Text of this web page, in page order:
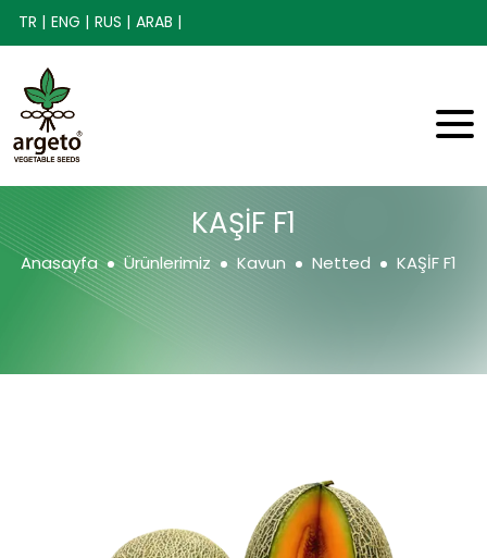
TR | ENG | RUS | ARAB |
KAŞİF F1
Anasayfa Ürünlerimiz Kavun Netted KAŞİF F1